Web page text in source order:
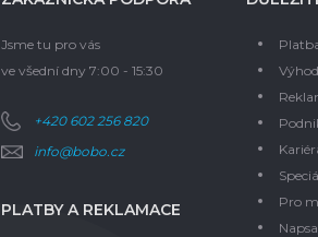
Jsme tu pro vás
ve všední dny 7:00 - 15:30
+420 602 256 820
info@bobo.cz
PLATBY A REKLAMACE
Pro